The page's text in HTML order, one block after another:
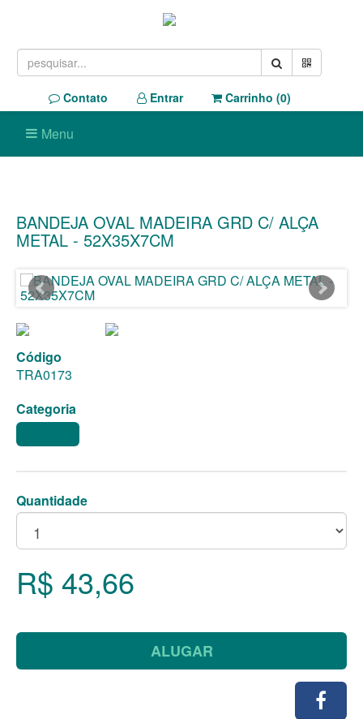
Contato Entrar Carrinho (0)
Menu
BANDEJA OVAL MADEIRA GRD C/ ALÇA
METAL - 52X35X7CM
Código
TRA0173
Categoria
Quantidade
R$ 43,66
ALUGAR